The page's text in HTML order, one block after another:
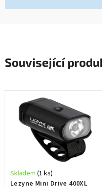
Související
Lezyne Mini Drive 400XL
Skladem (1 ks)